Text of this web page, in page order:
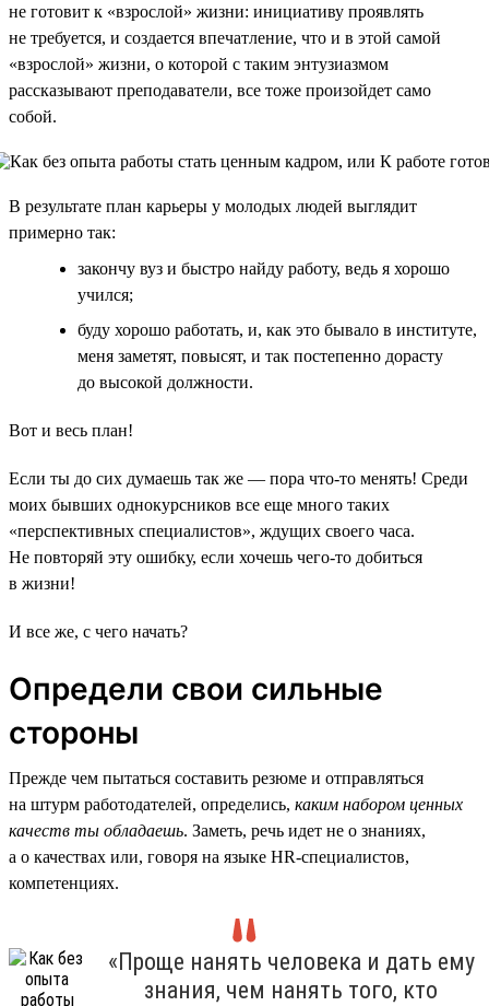
не готовит к «взрослой» жизни: инициативу проявлять
не требуется, и создается впечатление, что и в этой самой
«взрослой» жизни, о которой с таким энтузиазмом
рассказывают преподаватели, все тоже произойдет само
собой.
В результате план карьеры у молодых людей выглядит
примерно так:
закончу вуз и быстро найду работу, ведь я хорошо
учился;
буду хорошо работать, и, как это бывало в институте,
меня заметят, повысят, и так постепенно дорасту
до высокой должности.
Вот и весь план!
Если ты до сих думаешь так же — пора что-то менять! Среди
моих бывших однокурсников все еще много таких
«перспективных специалистов», ждущих своего часа.
Не повторяй эту ошибку, если хочешь чего-то добиться
в жизни!
И все же, с чего начать?
Определи свои сильные
стороны
Прежде чем пытаться составить резюме и отправляться
на штурм работодателей, определись, каким набором ценных
качеств ты обладаешь. Заметь, речь идет не о знаниях,
а о качествах или, говоря на языке HR-специалистов,
компетенциях.
«Проще нанять человека и дать ему
знания, чем нанять того, кто